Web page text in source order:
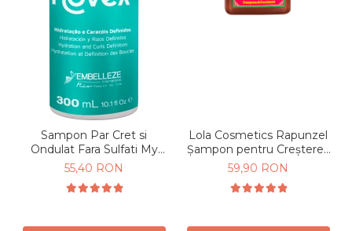
Sampon Par Cret si
Ondulat Fara Sulfati My
Curls 300ml
55,40 RON
Lola Cosmetics Rapunzel
Șampon pentru Creșterea
Părului 250 ml
59,90 RON